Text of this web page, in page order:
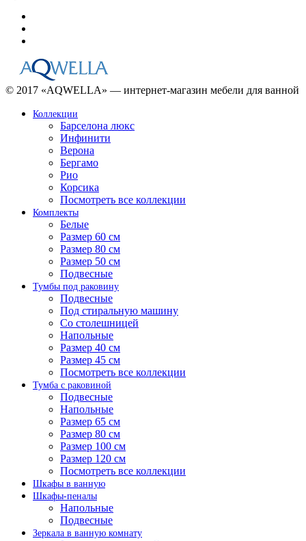
© 2017 «AQWELLA» — интернет-магазин мебели для ванной
Коллекции
Барселона люкс
Инфинити
Верона
Бергамо
Рио
Корсика
Посмотреть все коллекции
Комплекты
Белые
Размер 60 см
Размер 80 см
Размер 50 см
Подвесные
Тумбы под раковину
Подвесные
Под стиральную машину
Со столешницей
Напольные
Размер 40 см
Размер 45 см
Посмотреть все коллекции
Тумба с раковиной
Подвесные
Напольные
Размер 65 см
Размер 80 см
Размер 100 см
Размер 120 см
Посмотреть все коллекции
Шкафы в ванную
Шкафы-пеналы
Напольные
Подвесные
Зеркала в ванную комнату